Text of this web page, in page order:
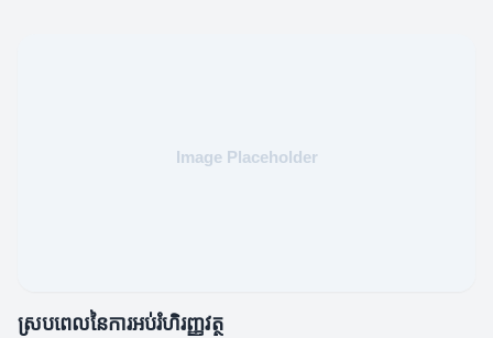
ស្របពេលនៃការអប់រំហិរញ្ញវត្ថុ